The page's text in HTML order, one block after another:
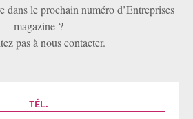
dans le prochain numéro d’Entreprises
magazine ?
pas à nous contacter.
TÉL.